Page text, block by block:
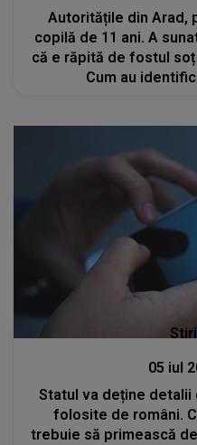
Autoritățile din Arad,
copilă de 11 ani. A
că e răpită de fostul
Cum au
Stiri
05 iul
Statul va deține
folosite de români.
trebuie să primească